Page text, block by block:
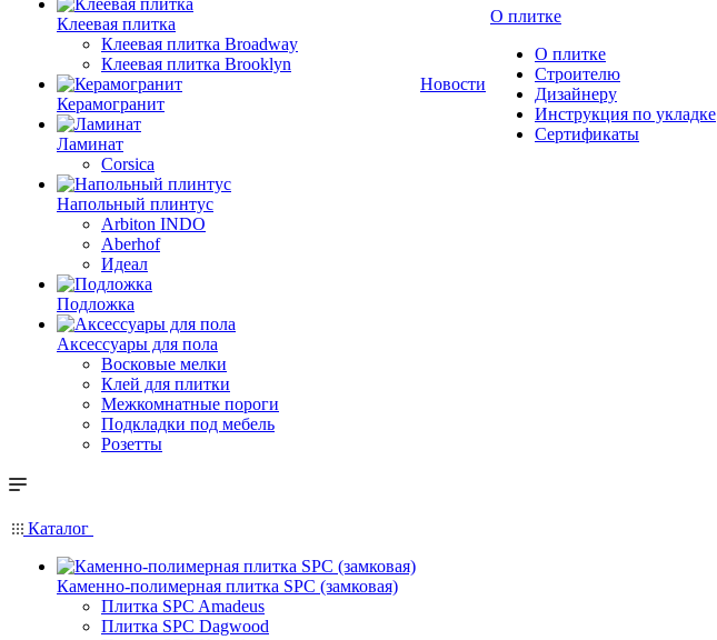
Клеевая плитка
Клеевая плитка Broadway
Клеевая плитка Brooklyn
Керамогранит
Ламинат
Corsica
Напольный плинтус
Arbiton INDO
Aberhof
Идеал
Подложка
Аксессуары для пола
Восковые мелки
Клей для плитки
Межкомнатные пороги
Подкладки под мебель
Розетты
Новости
О плитке
О плитке
Строителю
Дизайнеру
Инструкция по укладке
Сертификаты
Каталог
Каменно-полимерная плитка SPC (замковая)
Плитка SPC Amadeus
Плитка SPC Dagwood